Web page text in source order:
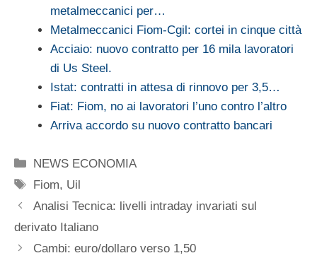
metalmeccanici per…
Metalmeccanici Fiom-Cgil: cortei in cinque città
Acciaio: nuovo contratto per 16 mila lavoratori
di Us Steel.
Istat: contratti in attesa di rinnovo per 3,5…
Fiat: Fiom, no ai lavoratori l’uno contro l’altro
Arriva accordo su nuovo contratto bancari
Categorie
NEWS ECONOMIA
Tag
Fiom, Uil
Analisi Tecnica: livelli intraday invariati sul
derivato Italiano
Cambi: euro/dollaro verso 1,50